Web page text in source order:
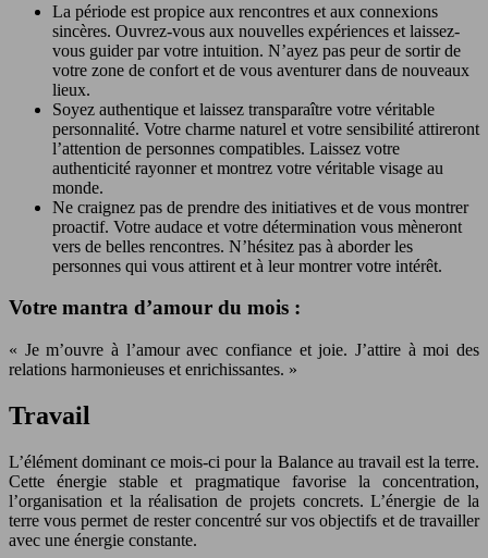
La période est propice aux rencontres et aux connexions
sincères. Ouvrez-vous aux nouvelles expériences et laissez-
vous guider par votre intuition. N’ayez pas peur de sortir de
votre zone de confort et de vous aventurer dans de nouveaux
lieux.
Soyez authentique et laissez transparaître votre véritable
personnalité. Votre charme naturel et votre sensibilité attireront
l’attention de personnes compatibles. Laissez votre
authenticité rayonner et montrez votre véritable visage au
monde.
Ne craignez pas de prendre des initiatives et de vous montrer
proactif. Votre audace et votre détermination vous mèneront
vers de belles rencontres. N’hésitez pas à aborder les
personnes qui vous attirent et à leur montrer votre intérêt.
Votre mantra d’amour du mois :
« Je m’ouvre à l’amour avec confiance et joie. J’attire à moi des
relations harmonieuses et enrichissantes. »
Travail
L’élément dominant ce mois-ci pour la Balance au travail est la terre.
Cette énergie stable et pragmatique favorise la concentration,
l’organisation et la réalisation de projets concrets. L’énergie de la
terre vous permet de rester concentré sur vos objectifs et de travailler
avec une énergie constante.